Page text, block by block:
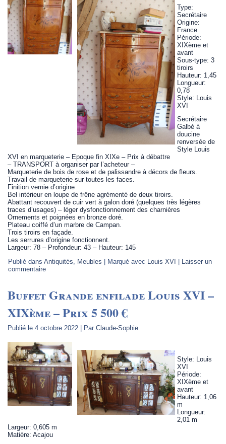
Type:
Secrétaire
Origine:
France
Période:
XIXème et
avant
Sous-type: 3
tiroirs
Hauteur: 1,45
Longueur:
0,78
Style: Louis
XVI
Secrétaire
Galbé à
doucine
renversée de
Style Louis
XVI en marqueterie – Epoque fin XIXe – Prix à débattre
– TRANSPORT à organiser par l’acheteur –
Marqueterie de bois de rose et de palissandre à décors de fleurs.
Travail de marqueterie sur toutes les faces.
Finition vernie d’origine
Bel intérieur en loupe de frêne agrémenté de deux tiroirs.
Abattant recouvert de cuir vert à galon doré (quelques très légères
traces d’usages) – léger dysfonctionnement des charnières
Ornements et poignées en bronze doré.
Plateau coiffé d’un marbre de Campan.
Trois tiroirs en façade.
Les serrures d’origine fonctionnent.
Largeur: 78 – Profondeur: 43 – Hauteur: 145
Publié dans Antiquités, Meubles Marqué avec Louis XVI
Laisser un
commentaire
Buffet Grande enfilade Louis XVI –
XIXème – Prix 5 500 €
Publié le 4 octobre 2022 Par Claude-Sophie
Style: Louis
XVI
Période:
XIXème et
avant
Hauteur: 1,06
m
Longueur:
2,01 m
Largeur: 0,605 m
Matière: Acajou